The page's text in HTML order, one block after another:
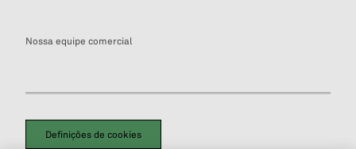
Nossa equipe comercial
Definições de cookies